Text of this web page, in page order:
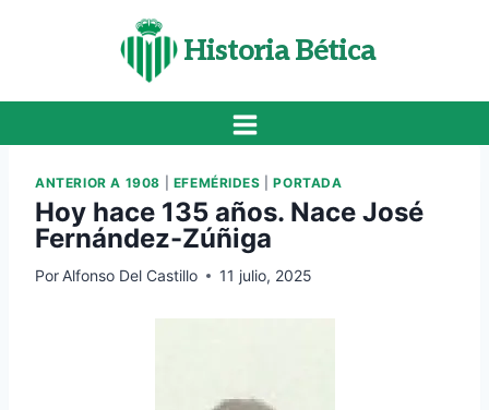
Historia Bética
ANTERIOR A 1908 EFEMÉRIDES |PORTADA
Hoy hace 135 años. Nace José
Fernández-Zúñiga
Por Alfonso Del Castillo 11 julio, 2025